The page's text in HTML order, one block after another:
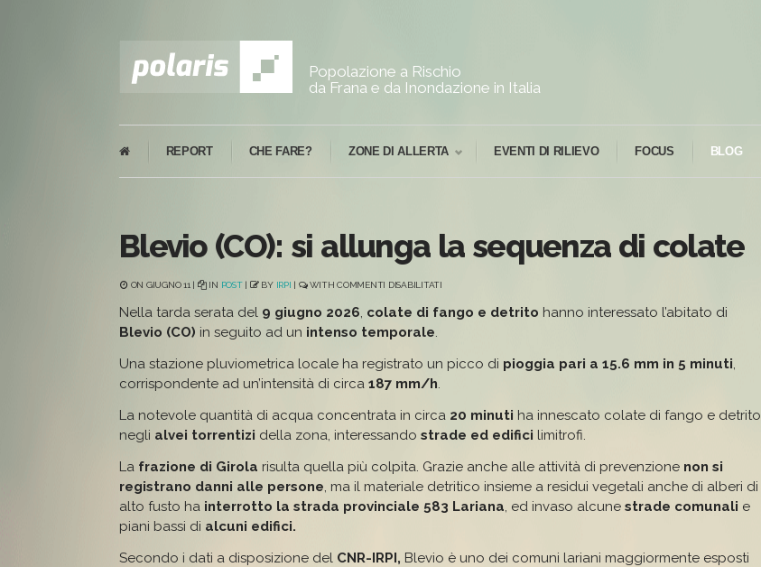
Popolazione a Rischio
da Frana e da Inondazione in Italia
REPORT CHE FARE? ZONE DI ALLERTA EVENTI DI RILIEVO FOCUS BLOG
Blevio (CO): si allunga la sequenza di colate
ON GIUGNO 11 | IN POST| BY IRPI | WITH COMMENTI DISABILITATISU
SI
DI
Nella tarda serata del 9 giugno 2026, colate di fango e detrito hanno interessato l’abitato di
Blevio (CO) in seguito ad un intenso temporale.
Una stazione pluviometrica locale ha registrato un picco di pioggia pari a 15.6 mm in 5 minuti,
corrispondente ad un’intensità di circa 187 mm/h.
La notevole quantità di acqua concentrata in circa 20 minuti ha innescato colate di fango e detrito
negli alvei torrentizi della zona, interessando strade ed edifici limitrofi.
La frazione di Girola risulta quella più colpita. Grazie anche alle attività di prevenzione non si
registrano danni alle persone, ma il materiale detritico insieme a residui vegetali anche di alberi di
alto fusto ha interrotto la strada provinciale 583 Lariana, ed invaso alcune strade comunali e
piani bassi di alcuni edifici.
Secondo i dati a disposizione del CNR-IRPI, Blevio è uno dei comuni lariani maggiormente esposti